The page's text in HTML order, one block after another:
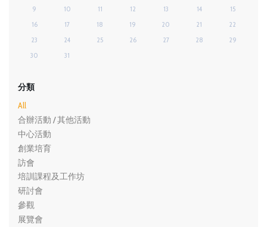
9
10 11 12 13 14
15
16
17 18 19 20 21
22
23
24 25 26 27 28
29
30
31
分類
All
合辦活動 / 其他活動
中心活動
創業培育
訪會
培訓課程及工作坊
研討會
參觀
展覽會